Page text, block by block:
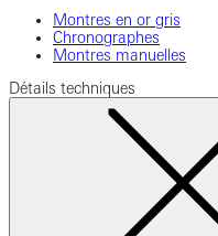
Montres en or gris
Chronographes
Montres manuelles
Détails techniques